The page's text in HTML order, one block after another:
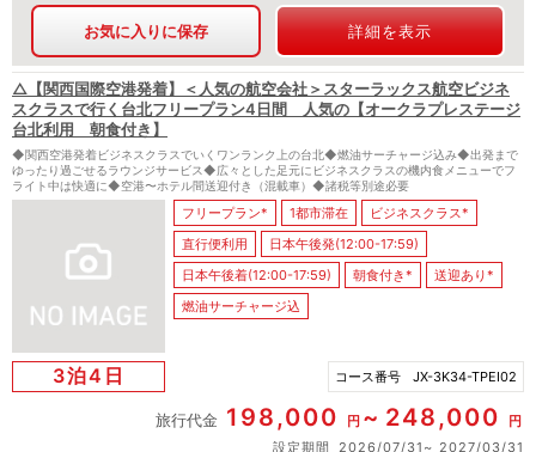
お気に入りに保存 詳細を表示
△【関西国際空港発着】＜人気の航空会社＞スターラックス航空ビジネ
スクラスで行く台北フリープラン4日間 人気の【オークラプレステージ
台北利用 朝食付き】
◆関西空港発着ビジネスクラスでいくワンランク上の台北◆燃油サーチャージ込み◆出発まで
ゆったり過ごせるラウンジサービス◆広々とした足元にビジネスクラスの機内食メニューでフ
ライト中は快適に◆空港〜ホテル間送迎付き（混載車）◆諸税等別途必要
フリープラン* 1都市滞在
ビジネスクラス*
直行便利用
日本午後発(12:00-17:59)
日本午後着(12:00-17:59)
朝食付き*
送迎あり*
燃油サーチャージ込
3泊4日 コース番号 JX-3K34-TPEI02
旅行代金 198,000 円 248,000
円
設定期間
2026/07/31
2027/03/31